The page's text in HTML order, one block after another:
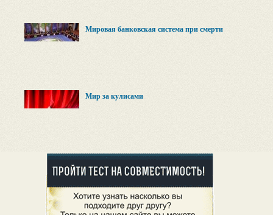
Мировая банковская система при смерти
Мир за кулисами